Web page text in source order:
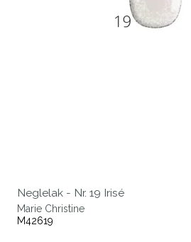
Neglelak - Nr. 19 Irisé
Marie Christine
M42619